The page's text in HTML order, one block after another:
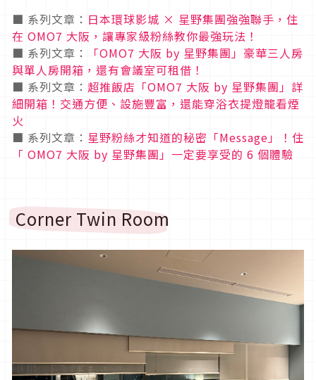
■ 系列文章： 日本環球影城 × 星野集團強強聯手，住
在 OMO7 大阪，讓專家級粉絲教你最強玩法！
■ 系列文章：
「OMO7 大阪 by 星野集團」豪華三人房
與單人房開箱，還有會議室可租借！
■ 系列文章： 超推飯店「OMO7 大阪 by 星野集團」詳
細開箱！交通方便、設施豐富，還能穿浴衣提燈籠看煙
火
■ 系列文章： 星野粉絲才知道的秘密「Message」！住
「 OMO7 大阪 by 星野集團」一定要享受的 6 個體驗
Corner Twin Room